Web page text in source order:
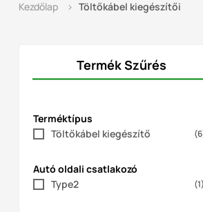
Kezdőlap Töltőkábel kiegészítői
Termék Szűrés
Terméktípus
Töltőkábel kiegészítő
Autó oldali csatlakozó
Type2
(1)